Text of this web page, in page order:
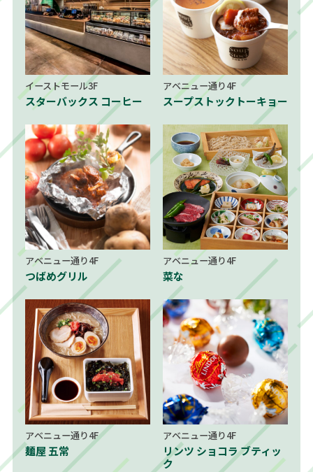
イーストモール3F
スターバックス コーヒー
アベニュー通り4F
スープストックトーキョー
アベニュー通り4F
つばめグリル
アベニュー通り4F
菜な
アベニュー通り4F
麺屋 五常
アベニュー通り4F
リンツ ショコラ ブティッ
ク